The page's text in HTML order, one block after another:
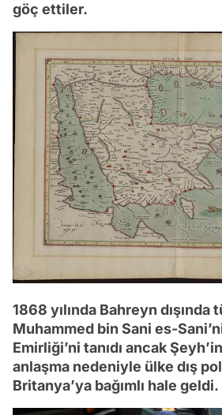
göç ettiler.
1868 yılında Bahreyn dışında
Muhammed bin Sani es-
Emirliği’ni tanıdı ancak
anlaşma nedeniyle ülke dış
Britanya’ya bağımlı hale geldi.